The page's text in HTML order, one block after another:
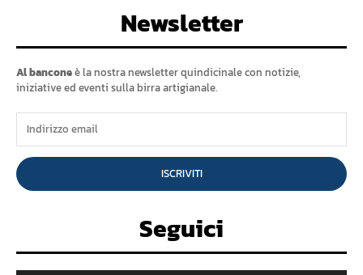
Newsletter
Al banconeè la nostra newsletter quindicinale con notizie,
iniziative ed eventi sulla birra artigianale.
ISCRIVITI
Seguici